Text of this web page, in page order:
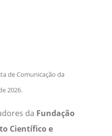
de Comunicação da
2026.
da Fundação
Científico e